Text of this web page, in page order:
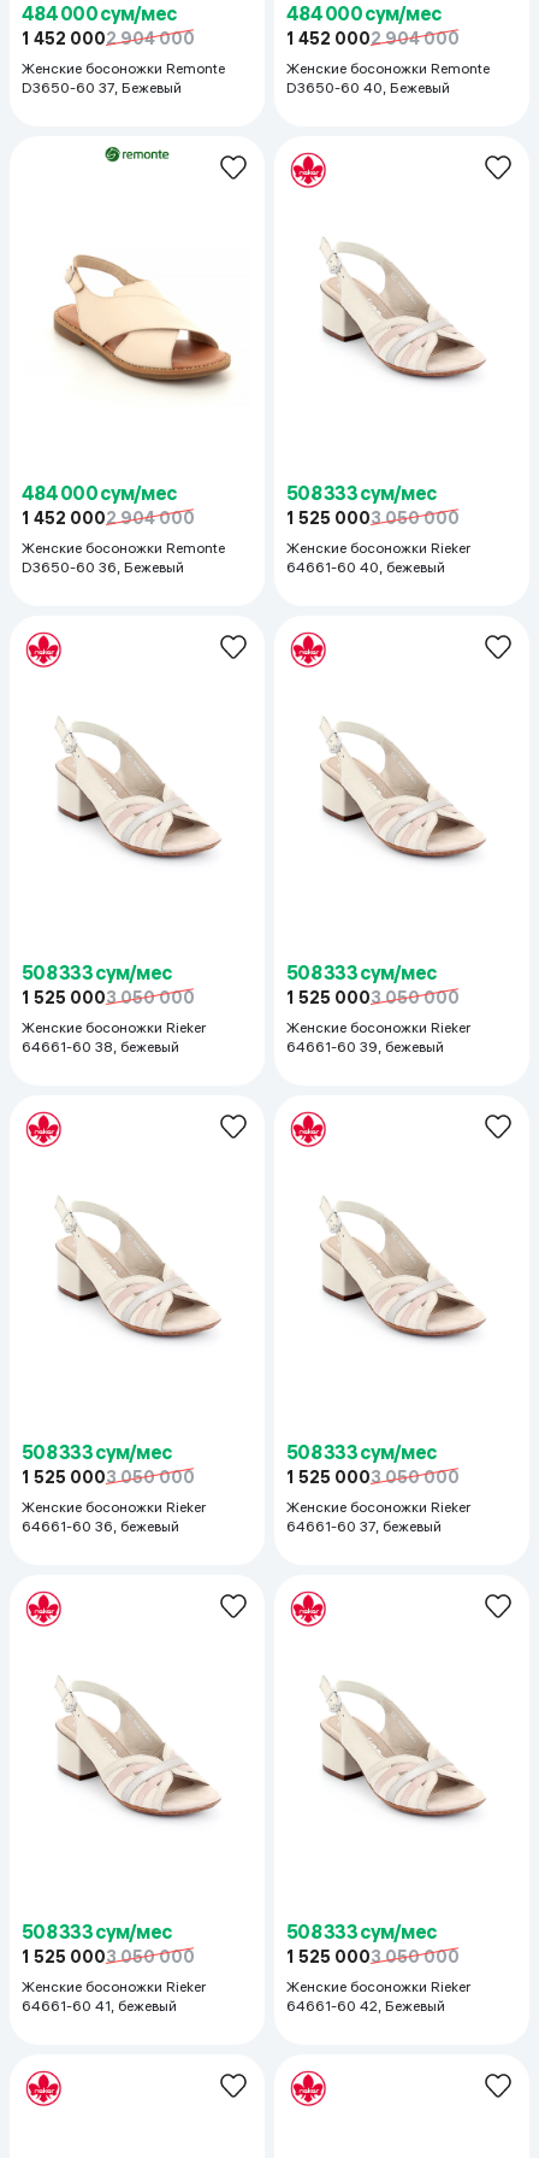
484 000 сум/мес
1 452 0002 904 000
Женские босоножки Remonte
D3650-60 37, Бежевый
484 000 сум/мес
1 452 0002 904 000
Женские босоножки Remonte
D3650-60 40, Бежевый
484 000 сум/мес
1 452 0002 904 000
Женские босоножки Remonte
D3650-60 36, Бежевый
508 333 сум/мес
1 525 0003 050 000
Женские босоножки Rieker
64661-60 40, бежевый
508 333 сум/мес
1 525 0003 050 000
Женские босоножки Rieker
64661-60 38, бежевый
508 333 сум/мес
1 525 0003 050 000
Женские босоножки Rieker
64661-60 39, бежевый
508 333 сум/мес
1 525 0003 050 000
Женские босоножки Rieker
64661-60 36, бежевый
508 333 сум/мес
1 525 0003 050 000
Женские босоножки Rieker
64661-60 37, бежевый
508 333 сум/мес
1 525 0003 050 000
Женские босоножки Rieker
64661-60 41, бежевый
508 333 сум/мес
1 525 0003 050 000
Женские босоножки Rieker
64661-60 42, Бежевый